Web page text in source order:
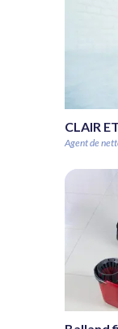
CLAIR
Agent de